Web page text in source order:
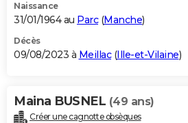
Naissance
31/01/1964 au Parc(Manche)
Décès
09/08/2023 à Meillac(Ille-et-Vilaine)
Maina BUSNEL (49 ans)
Créer une cagnotte obsèques